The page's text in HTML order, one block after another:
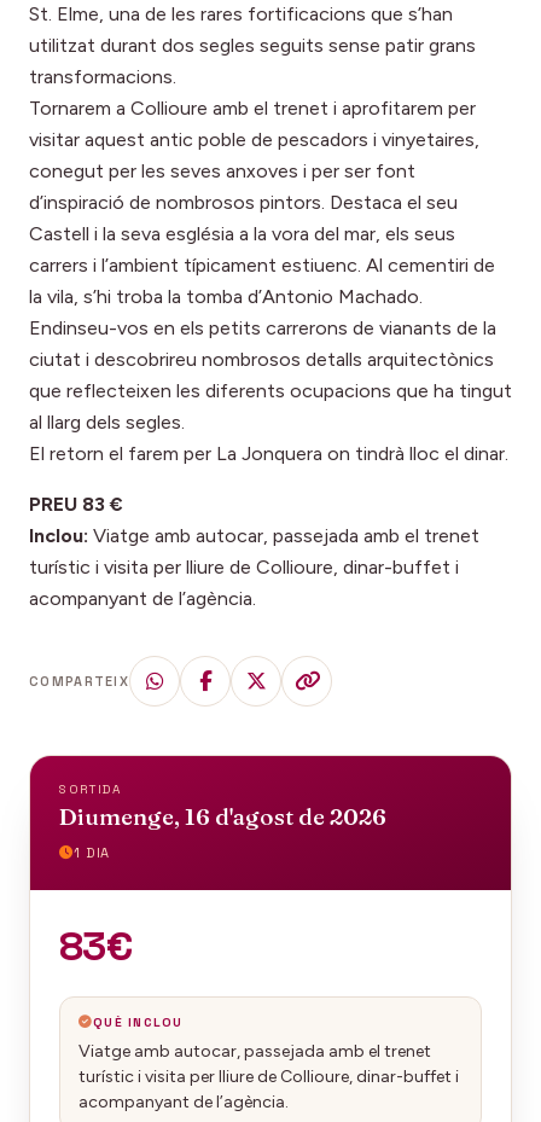
St. Elme, una de les rares fortificacions que s’han
utilitzat durant dos segles seguits sense patir grans
transformacions.
Tornarem a Collioure amb el trenet i aprofitarem per
visitar aquest antic poble de pescadors i vinyetaires,
conegut per les seves anxoves i per ser font
d’inspiració de nombrosos pintors. Destaca el seu
Castell i la seva església a la vora del mar, els seus
carrers i l’ambient típicament estiuenc. Al cementiri de
la vila, s’hi troba la tomba d’Antonio Machado.
Endinseu-vos en els petits carrerons de vianants de la
ciutat i descobrireu nombrosos detalls arquitectònics
que reflecteixen les diferents ocupacions que ha tingut
al llarg dels segles.
El retorn el farem per La Jonquera on tindrà lloc el dinar.
PREU 83 €
Inclou: Viatge amb autocar, passejada amb el trenet
turístic i visita per lliure de Collioure, dinar-buffet i
acompanyant de l’agència.
COMPARTEIX
SORTIDA
Diumenge, 16 d'agost de 2026
1 DIA
83€
QUÈ INCLOU
Viatge amb autocar, passejada amb el trenet
turístic i visita per lliure de Collioure, dinar-buffet i
acompanyant de l’agència.